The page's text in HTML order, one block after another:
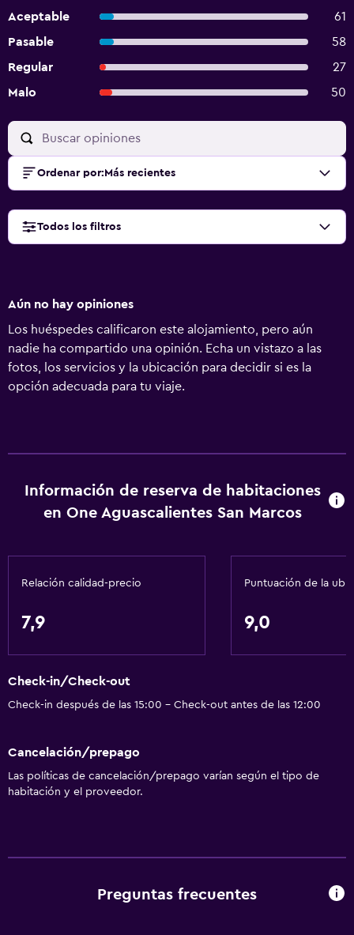
Aceptable
61
Pasable
58
Regular
27
Malo
50
Ordenar por: Más recientes
Todos los filtros
Aún no hay opiniones
Los huéspedes calificaron este alojamiento, pero aún
nadie ha compartido una opinión. Echa un vistazo a las
fotos, los servicios y la ubicación para decidir si es la
opción adecuada para tu viaje.
Información de reserva de habitaciones
en One Aguascalientes San Marcos
Relación calidad-precio
7,9
Puntuación de la
9,0
Check-in/Check-out
Check-in después de las 15:00 - Check-out antes de las 12:00
Cancelación/prepago
Las políticas de cancelación/prepago varían según el tipo de
habitación y el proveedor.
Preguntas frecuentes